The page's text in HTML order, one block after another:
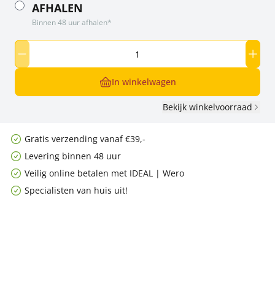
AFHALEN
Binnen 48 uur afhalen*
In winkelwagen
Bekijk winkelvoorraad
Gratis verzending vanaf €39,-
Levering binnen 48 uur
Veilig online betalen met IDEAL | Wero
Specialisten van huis uit!